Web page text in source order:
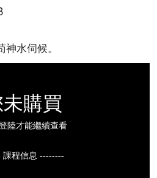
水伺候。
購買
陸才能繼續查看
課程信息 --------